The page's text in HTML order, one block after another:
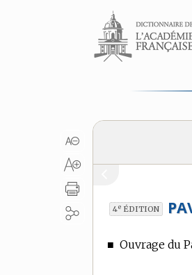
Aller au contenu
4e ÉDITION
■ Ouvrage du